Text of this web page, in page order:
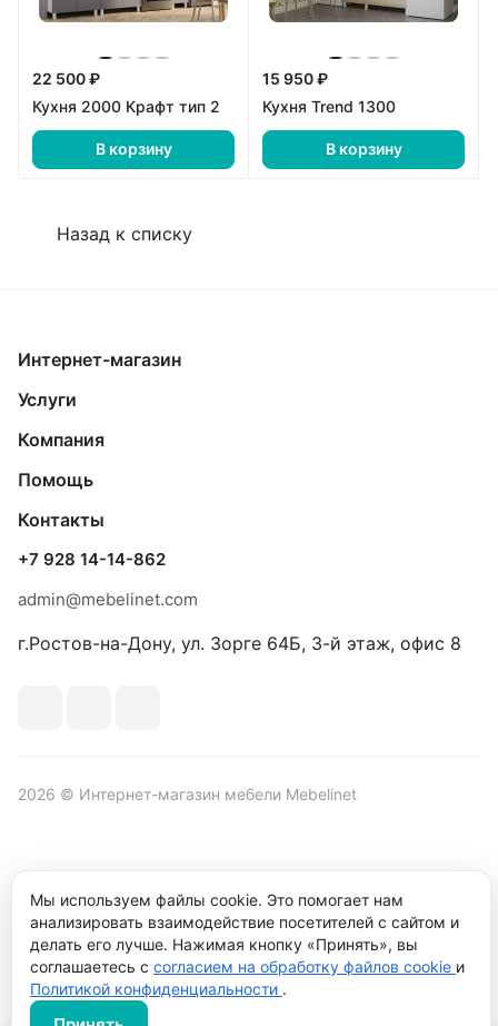
22 500 ₽
Кухня 2000 Крафт тип 2
В корзину
15 950 ₽
Кухня Trend 1300
В корзину
Назад к списку
Интернет-магазин
Услуги
Компания
Помощь
Контакты
+7 928 14-14-862
admin@mebelinet.com
г.Ростов-на-Дону, ул. Зорге 64Б, 3-й этаж, офис 8
2026 © Интернет-магазин мебели Mebelinet
Политика обработки персональных данных Политика
конфиденциальности
Продвижение сайта студияРекламный контент
Мы используем файлы cookie. Это помогает нам
анализировать взаимодействие посетителей с сайтом и
делать его лучше. Нажимая кнопку «Принять», вы
соглашаетесь с согласием на обработку файлов cookie и
Политикой конфиденциальности .